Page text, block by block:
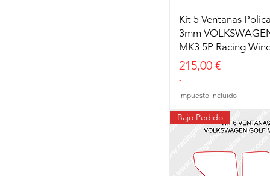
Kit 5 Ventanas
3mm
MK3 5P Racing
Precio
215,00 €
-
Impuesto incluido
Bajo Pedido